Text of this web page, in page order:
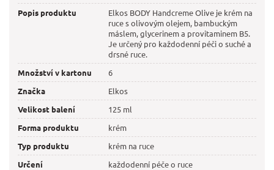
Popis produktu
Elkos BODY Handcreme Olive je krém na
ruce s olivovým olejem, bambuckým
máslem, glycerinem a provitaminem B5.
Je určený pro každodenní péči o suché a
drsné ruce.
Množství v kartonu
6
Značka
Elkos
Velikost balení
125 ml
Forma produktu
krém
Typ produktu
krém na ruce
Určení
každodenní péče o ruce